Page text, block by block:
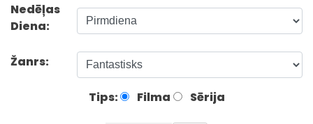
Nedēļas
Diena:
Žanrs:
Tips: Filma Sērija